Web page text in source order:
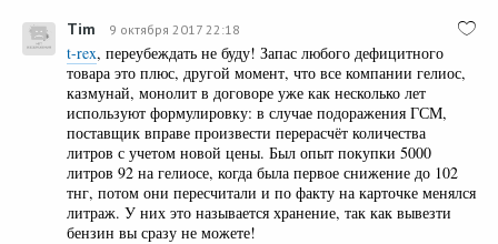
Tim 9 октября 2017 22:18
t-rex, переубеждать не буду! Запас любого дефицитного
товара это плюс, другой момент, что все компании гелиос,
казмунай, монолит в договоре уже как несколько лет
используют формулировку: в случае подоражения ГСМ,
поставщик вправе произвести перерасчёт количества
литров с учетом новой цены. Был опыт покупки 5000
литров 92 на гелиосе, когда была первое снижение до 102
тнг, потом они пересчитали и по факту на карточке менялся
литраж. У них это называется хранение, так как вывезти
бензин вы сразу не можете!